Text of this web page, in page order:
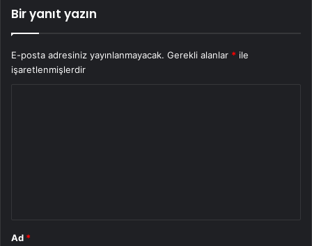
Bir yanıt yazın
E-posta adresiniz yayınlanmayacak. Gerekli alanlar * ile
işaretlenmişlerdir
Ad *